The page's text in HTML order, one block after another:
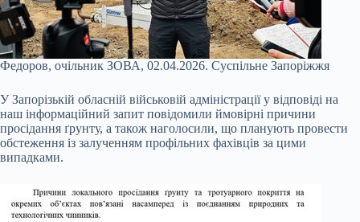
Федоров, очільник ЗОВА, 02.04.2026. Суспільне Запоріжжя
У Запорізькій обласній військовій адміністрації у відповіді на
наш інформаційний запит повідомили ймовірні причини
просідання ґрунту, а також наголосили, що планують провести
обстеження із залученням профільних фахівців за цими
випадками.